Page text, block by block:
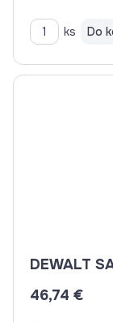
ks Do
46,74 €